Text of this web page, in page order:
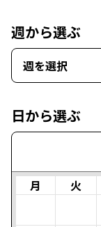
週から選ぶ
週を選択
日から選ぶ
月 火